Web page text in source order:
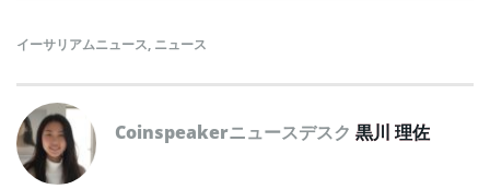
イーサリアムニュース, ニュース
Coinspeakerニュースデスク 黒川 理佐